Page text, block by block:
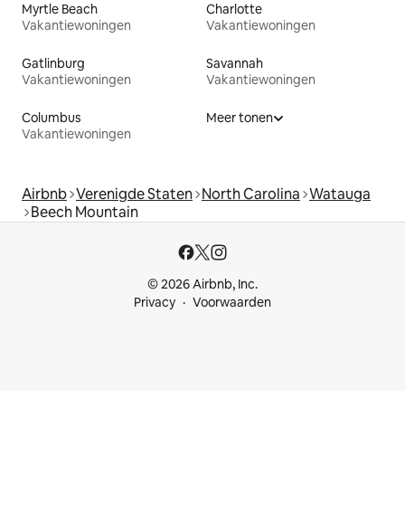
Myrtle Beach
Vakantiewoningen
Charlotte
Vakantiewoningen
Gatlinburg
Vakantiewoningen
Savannah
Vakantiewoningen
Columbus
Vakantiewoningen
Meer tonen
Airbnb Verenigde Staten North Carolina Watauga
Beech Mountain
© 2026 Airbnb, Inc.
Privacy
Voorwaarden